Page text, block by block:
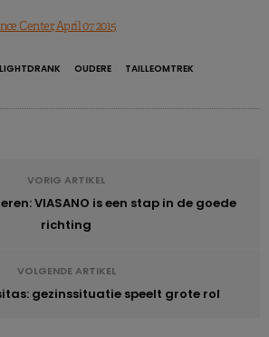
Center, April 07 2015
LIGHTDRANK OUDERE TAILLEOMTREK
VORIG ARTIKEL
VIASANO is een stap in de goede
richting
VOLGENDE ARTIKEL
gezinssituatie speelt grote rol